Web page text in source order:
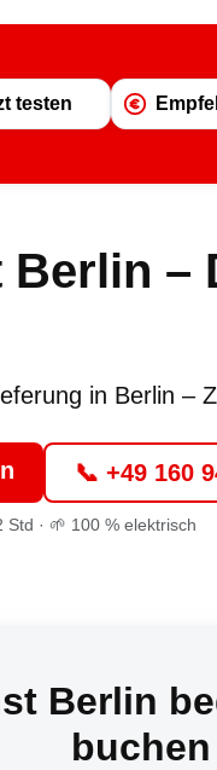
testen
–
in Berlin –
📞 +49 160
· 🌱 100 % elektrisch
Berlin
buchen